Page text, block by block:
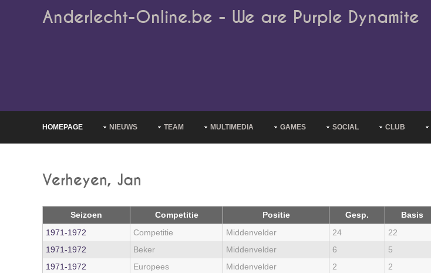
Anderlecht-Online.be - We are Purple Dynamite
HOMEPAGE NIEUWS TEAM MULTIMEDIA GAMES SOCIAL CLUB
Verheyen, Jan
Seizoen Competitie Positie Gesp. Basis
1971‑1972
Competitie Middenvelder 24 22
1971‑1972
Beker Middenvelder 6 5
1971‑1972
Europees Middenvelder 2 2